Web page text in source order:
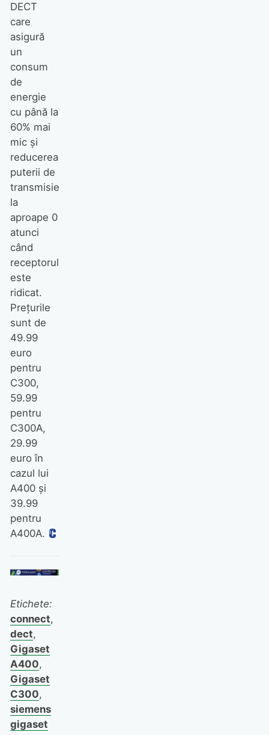
DECT
care
asigură
un
consum
de
energie
cu până la
60% mai
mic şi
reducerea
puterii de
transmisie
la
aproape 0
atunci
când
receptorul
este
ridicat.
Preţurile
sunt de
49.99
euro
pentru
C300,
59.99
pentru
C300A,
29.99
euro în
cazul lui
A400 şi
39.99
pentru
A400A.
Etichete:
connect,
dect,
Gigaset
A400,
Gigaset
C300,
siemens
gigaset